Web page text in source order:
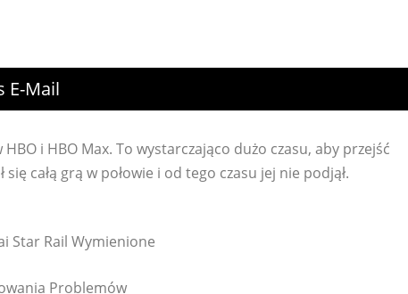
E-Mail
i HBO Max. To wystarczająco dużo czasu, aby przejść
całą grą w połowie i od tego czasu jej nie podjął.
Star Rail Wymienione
Problemów